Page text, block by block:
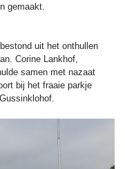
gemaakt.
uit het onthullen
Corine Lankhof,
samen met nazaat
bij het fraaie parkje